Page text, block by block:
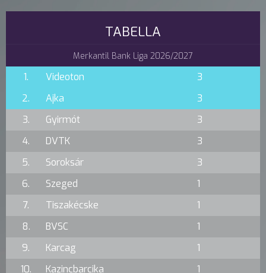
TABELLA
Merkantil Bank Liga 2026/2027
1. Videoton
3
2.
Ajka
3
3.
Gyirmót
3
4.
DVTK
3
5.
Soroksár
3
6.
Szeged
1
7.
Tiszakécske
1
8.
BVSC
1
9.
Karcag
1
10.
Kazincbarcika 1